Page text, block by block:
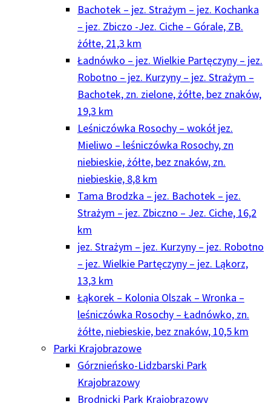
Bachotek – jez. Strażym – jez. Kochanka
– jez. Zbiczo -Jez. Ciche – Górale, ZB.
żółte, 21,3 km
Ładnówko – jez. Wielkie Partęczyny – jez.
Robotno – jez. Kurzyny – jez. Strażym –
Bachotek, zn. zielone, żółte, bez znaków,
19,3 km
Leśniczówka Rosochy – wokół jez.
Mieliwo – leśniczówka Rosochy, zn
niebieskie, żółte, bez znaków, zn.
niebieskie, 8,8 km
Tama Brodzka – jez. Bachotek – jez.
Strażym – jez. Zbiczno – Jez. Ciche, 16,2
km
jez. Strażym – jez. Kurzyny – jez. Robotno
– jez. Wielkie Partęczyny – jez. Ląkorz,
13,3 km
Łąkorek – Kolonia Olszak – Wronka –
leśniczówka Rosochy – Ładnówko, zn.
żółte, niebieskie, bez znaków, 10,5 km
Parki Krajobrazowe
Górznieńsko-Lidzbarski Park
Krajobrazowy
Brodnicki Park Krajobrazowy